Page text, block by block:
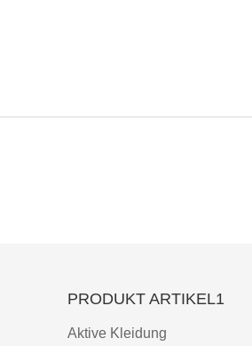
PRODUKT ARTIKEL1
Aktive Kleidung